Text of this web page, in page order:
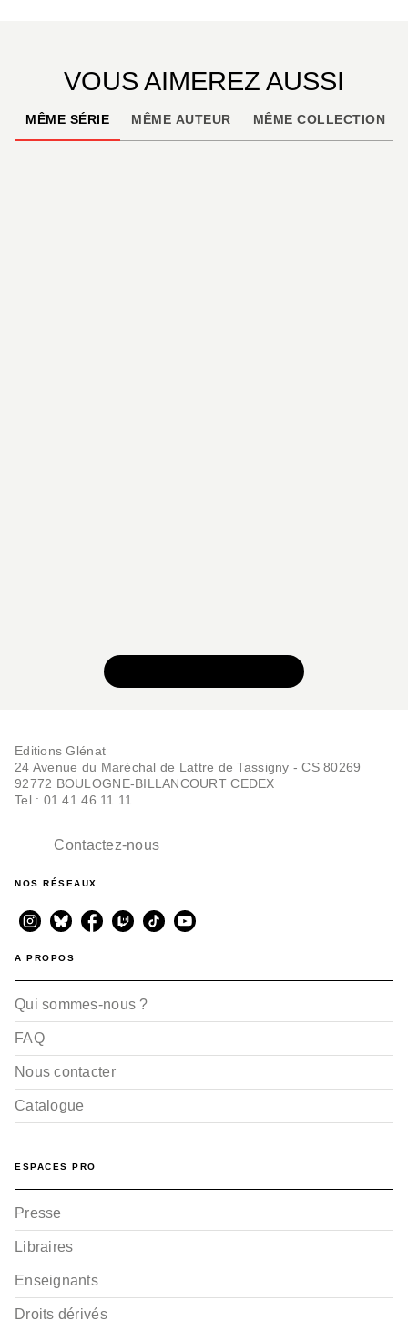
VOUS AIMEREZ AUSSI
MÊME SÉRIE MÊME AUTEUR MÊME COLLECTION
Editions Glénat
24 Avenue du Maréchal de Lattre de Tassigny - CS 80269
92772 BOULOGNE-BILLANCOURT CEDEX
Tel : 01.41.46.11.11
Contactez-nous
NOS RÉSEAUX
A PROPOS
Qui sommes-nous ?
FAQ
Nous contacter
Catalogue
ESPACES PRO
Presse
Libraires
Enseignants
Droits dérivés